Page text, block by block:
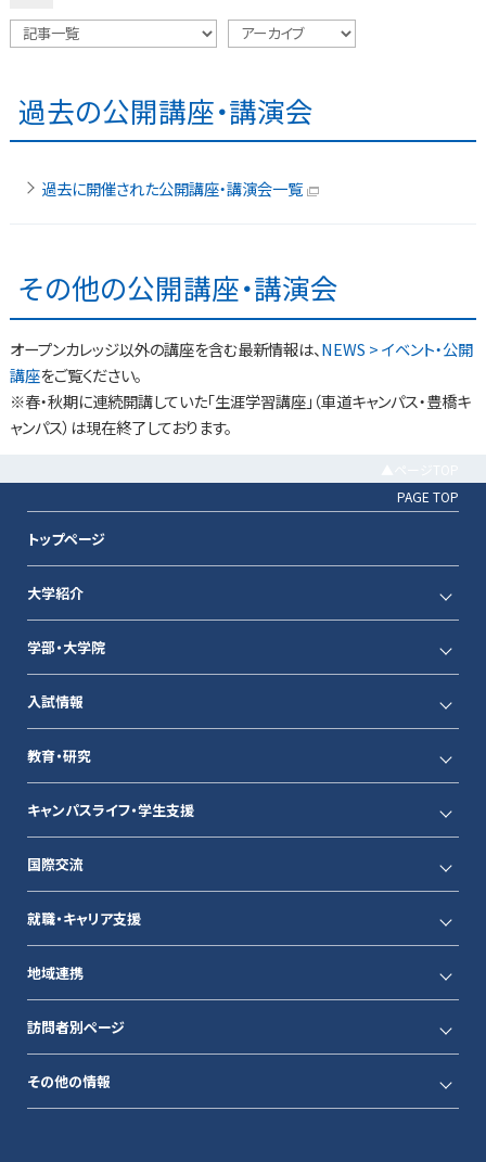
過去の公開講座・講演会
過去に開催された公開講座・講演会一覧
その他の公開講座・講演会
オープンカレッジ以外の講座を含む最新情報は、NEWS > イベント・公開
講座をご覧ください。
※春・秋期に連続開講していた「生涯学習講座」（車道キャンパス・豊橋キ
ャンパス）は現在終了しております。
PAGE TOP
トップページ
大学紹介
学部・大学院
入試情報
教育・研究
キャンパスライフ・学生支援
国際交流
就職・キャリア支援
地域連携
訪問者別ページ
その他の情報